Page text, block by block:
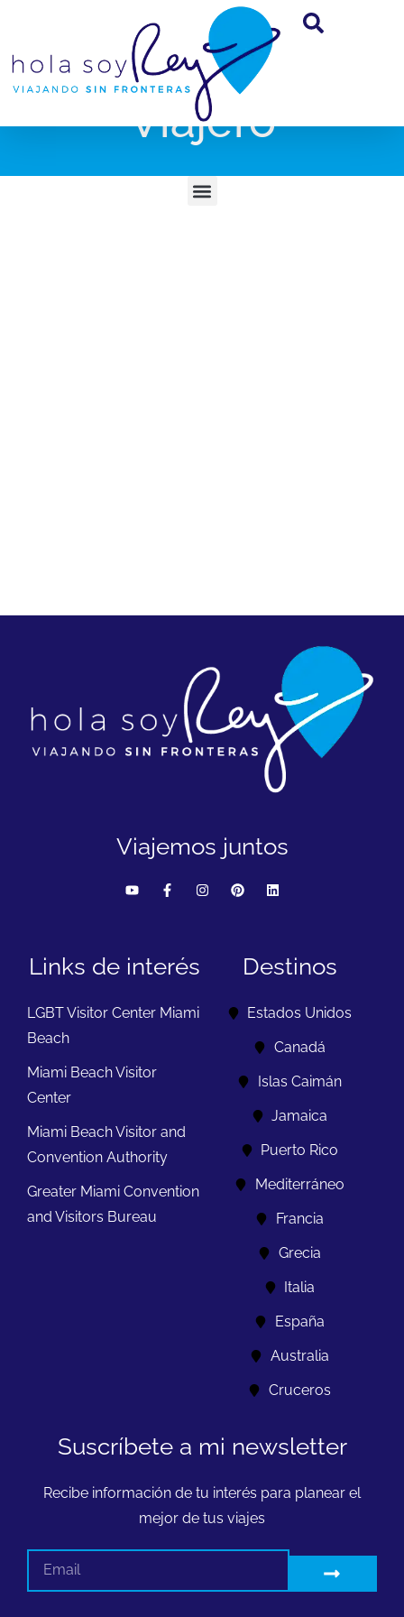
Viajero
Viajemos juntos
Links de interés
LGBT Visitor Center Miami
Beach
Miami Beach Visitor
Center
Miami Beach Visitor and
Convention Authority
Greater Miami Convention
and Visitors Bureau
Destinos
Estados Unidos
Canadá
Islas Caimán
Jamaica
Puerto Rico
Mediterráneo
Francia
Grecia
Italia
España
Australia
Cruceros
Suscríbete a mi newsletter
Recibe información de tu interés para planear el
mejor de tus viajes